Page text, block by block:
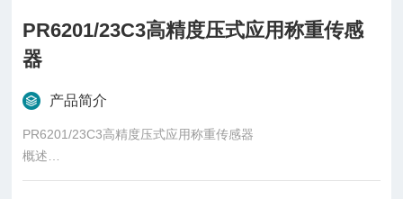
PR6201/23C3高精度压式应用称重传感
器
产品简介
PR6201/23C3高精度压式应用称重传感器
概述
柱式传感器也可称为柱式测力传感器，是称重传感器的一种，是